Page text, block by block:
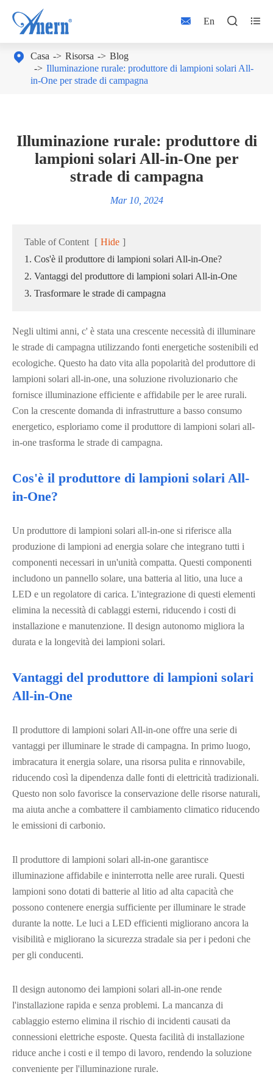
 En  
 Casa Risorsa
Blog
Illuminazione rurale: produttore di lampioni solari All-
in-One per strade di campagna
Illuminazione rurale: produttore di
lampioni solari All-in-One per
strade di campagna
Mar 10, 2024
Table of Content [ Hide ]
1. Cos'è il produttore di lampioni solari All-in-One?
2. Vantaggi del produttore di lampioni solari All-in-One
3. Trasformare le strade di campagna
Negli ultimi anni, c' è stata una crescente necessità di illuminare
le strade di campagna utilizzando fonti energetiche sostenibili ed
ecologiche. Questo ha dato vita alla popolarità del produttore di
lampioni solari all-in-one, una soluzione rivoluzionario che
fornisce illuminazione efficiente e affidabile per le aree rurali.
Con la crescente domanda di infrastrutture a basso consumo
energetico, esploriamo come il produttore di lampioni solari all-
in-one trasforma le strade di campagna.
Cos'è il produttore di lampioni solari All-
in-One?
Un produttore di lampioni solari all-in-one si riferisce alla
produzione di lampioni ad energia solare che integrano tutti i
componenti necessari in un'unità compatta. Questi componenti
includono un pannello solare, una batteria al litio, una luce a
LED e un regolatore di carica. L'integrazione di questi elementi
elimina la necessità di cablaggi esterni, riducendo i costi di
installazione e manutenzione. Il design autonomo migliora la
durata e la longevità dei lampioni solari.
Vantaggi del produttore di lampioni solari
All-in-One
Il produttore di lampioni solari All-in-one offre una serie di
vantaggi per illuminare le strade di campagna. In primo luogo,
imbracatura it energia solare, una risorsa pulita e rinnovabile,
riducendo così la dipendenza dalle fonti di elettricità tradizionali.
Questo non solo favorisce la conservazione delle risorse naturali,
ma aiuta anche a combattere il cambiamento climatico riducendo
le emissioni di carbonio.
Il produttore di lampioni solari all-in-one garantisce
illuminazione affidabile e ininterrotta nelle aree rurali. Questi
lampioni sono dotati di batterie al litio ad alta capacità che
possono contenere energia sufficiente per illuminare le strade
durante la notte. Le luci a LED efficienti migliorano ancora la
visibilità e migliorano la sicurezza stradale sia per i pedoni che
per gli conducenti.
Il design autonomo dei lampioni solari all-in-one rende
l'installazione rapida e senza problemi. La mancanza di
cablaggio esterno elimina il rischio di incidenti causati da
connessioni elettriche esposte. Questa facilità di installazione
riduce anche i costi e il tempo di lavoro, rendendo la soluzione
conveniente per l'illuminazione rurale.